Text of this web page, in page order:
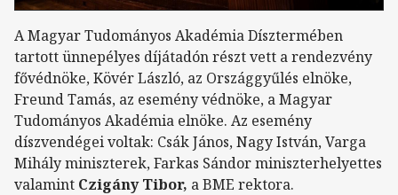
A Magyar Tudományos Akadémia Dísztermében
tartott ünnepélyes díjátadón részt vett a rendezvény
fővédnöke, Kövér László, az Országgyűlés elnöke,
Freund Tamás, az esemény védnöke, a Magyar
Tudományos Akadémia elnöke. Az esemény
díszvendégei voltak: Csák János, Nagy István, Varga
Mihály miniszterek, Farkas Sándor miniszterhelyettes
valamint Czigány Tibor, a BME rektora.